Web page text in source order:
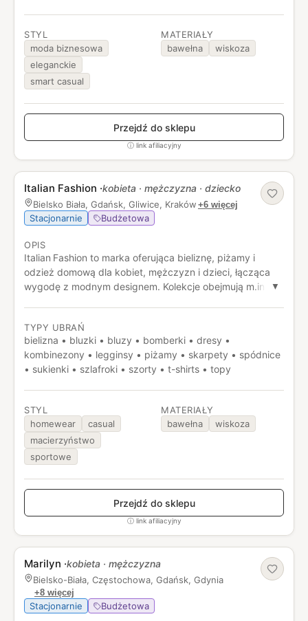
STYL
moda biznesowa
eleganckie
smart casual
MATERIAŁY
bawełna
wiskoza
Przejdź do sklepu
ⓘ link afiliacyjny
Italian Fashion ·kobieta · mężczyzna · dziecko
Bielsko Biała, Gdańsk, Gliwice, Kraków +6 więcej
Stacjonarnie Budżetowa
OPIS
Italian Fashion to marka oferująca bieliznę, piżamy i
odzież domową dla kobiet, mężczyzn i dzieci, łącząca
wygodę z modnym designem. Kolekcje obejmują m.in.
w domowym relaksie.
▼
TYPY UBRAŃ
bielizna • bluzki • bluzy • bomberki • dresy •
kombinezony • legginsy • piżamy • skarpety • spódnice
• sukienki • szlafroki • szorty • t-shirts • topy
STYL
homewear
casual
macierzyństwo
sportowe
MATERIAŁY
bawełna
wiskoza
Przejdź do sklepu
ⓘ link afiliacyjny
Marilyn ·kobieta · mężczyzna
Bielsko-Biała, Częstochowa, Gdańsk, Gdynia
+8 więcej
Stacjonarnie Budżetowa